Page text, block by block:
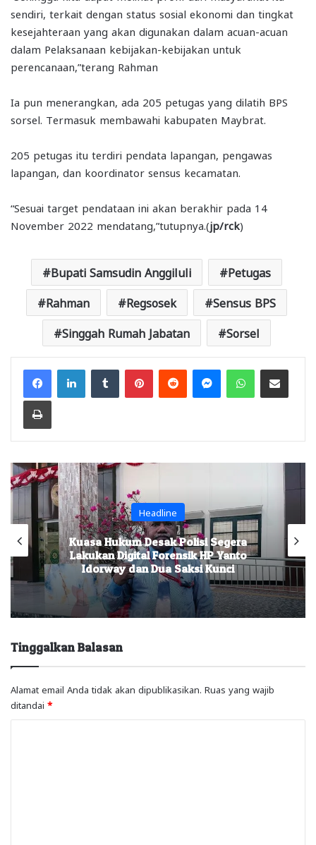
sendiri, terkait dengan status sosial ekonomi dan tingkat
kesejahteraan yang akan digunakan dalam acuan-acuan
dalam Pelaksanaan kebijakan-kebijakan untuk
perencanaan,”terang Rahman
Ia pun menerangkan, ada 205 petugas yang dilatih BPS
sorsel. Termasuk membawahi kabupaten Maybrat.
205 petugas itu terdiri pendata lapangan, pengawas
lapangan, dan koordinator sensus kecamatan.
“Sesuai target pendataan ini akan berakhir pada 14
November 2022 mendatang,”tutupnya.(jp/rck)
Bupati Samsudin Anggiluli Petugas
Rahman Regsosek Sensus BPS
Singgah Rumah Jabatan Sorsel
FacebookLinkedInTumblr PinterestReddit MessengerWhatsAppShare via Email
Print
Headline
Kuasa Hukum Desak Polisi Segera
Lakukan Digital Forensik HP Yanto
Idorway dan Dua Saksi Kunci
Tinggalkan Balasan
Alamat email Anda tidak akan dipublikasikan. Ruas yang wajib
ditandai *